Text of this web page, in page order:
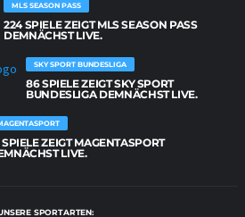
MLS SEASON PASS
224 SPIELE ZEIGT MLS SEASON PASS
DEMNÄCHST LIVE.
SKY SPORT BUNDESLIGA
86 SPIELE ZEIGT SKY SPORT
BUNDESLIGA DEMNÄCHST LIVE.
SPIELE ZEIGT MAGENTASPORT
LIVE.
SPORTARTEN: